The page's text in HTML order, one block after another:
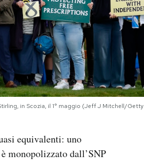
in Scozia, il 1° maggio (Jeff J Mitchell/Getty
equivalenti: uno
monopolizzato dall’SNP